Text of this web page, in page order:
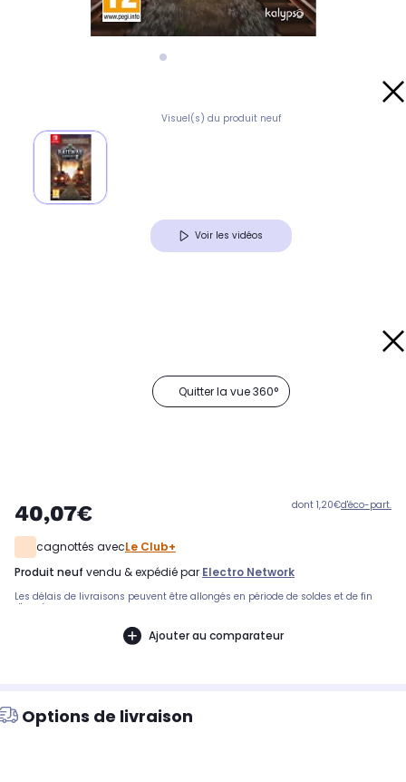
Visuel(s) du produit neuf
Voir les vidéos
Quitter la vue 360°
40,07€ dont 1,20€d'éco-part.
cagnottés avecLe Club+
produit neuf vendu & expédié par Electro Network
Les délais de livraisons peuvent être allongés en période de soldes et de fin
d'année.
Ajouter au comparateur
Options de livraison